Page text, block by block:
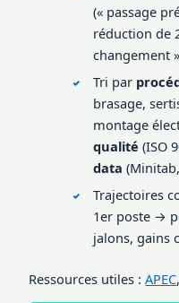
(« passage
réduction de
changement
Tri par
brasage,
montage
qualité (ISO
data
Trajectoires
1er poste →
jalons, gains
Ressources utiles :APEC,